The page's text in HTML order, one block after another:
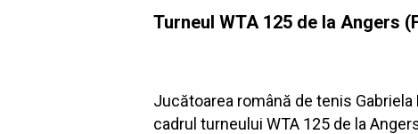
Turneul WTA 125 de la Angers
Jucătoarea română de tenis Gabriela
cadrul turneului WTA 125 de la